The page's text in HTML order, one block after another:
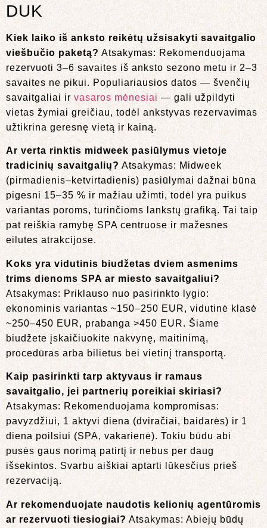
DUK
Kiek laiko iš anksto reikėtų užsisakyti savaitgalio
viešbučio paketą? Atsakymas: Rekomenduojama
rezervuoti 3–6 savaites iš anksto sezono metu ir 2–3
savaites ne pikui. Populiariausios datos — švenčių
savaitgaliai ir vasaros mėnesiai — gali užpildyti
vietas žymiai greičiau, todėl ankstyvas rezervavimas
užtikrina geresnę vietą ir kainą.
Ar verta rinktis midweek pasiūlymus vietoje
tradicinių savaitgalių? Atsakymas: Midweek
(pirmadienis–ketvirtadienis) pasiūlymai dažnai būna
pigesni 15–35 % ir mažiau užimti, todėl yra puikus
variantas poroms, turinčioms lankstų grafiką. Tai taip
pat reiškia ramybę SPA centruose ir mažesnes
eilutes atrakcijose.
Koks yra vidutinis biudžetas dviem asmenims
trims dienoms SPA ar miesto savaitgaliui?
Atsakymas: Priklauso nuo pasirinkto lygio:
ekonominis variantas ~150–250 EUR, vidutinė klasė
~250–450 EUR, prabanga >450 EUR. Šiame
biudžete įskaičiuokite nakvynę, maitinimą,
procedūras arba bilietus bei vietinį transportą.
Kaip pasirinkti tarp aktyvaus ir ramaus
savaitgalio, jei partnerių poreikiai skiriasi?
Atsakymas: Rekomenduojama kompromisas:
pavyzdžiui, 1 aktyvi diena (dviračiai, baidarės) ir 1
diena poilsiui (SPA, vakarienė). Tokiu būdu abi
pusės gaus norimą patirtį ir nebus per daug
išsekintos. Svarbu aiškiai aptarti lūkesčius prieš
rezervaciją.
Ar rekomenduojate naudotis kelionių agentūromis
ar rezervuoti tiesiogiai? Atsakymas: Abiejų būdų